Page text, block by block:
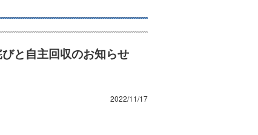
と自主回収のお知らせ
2022/11/17